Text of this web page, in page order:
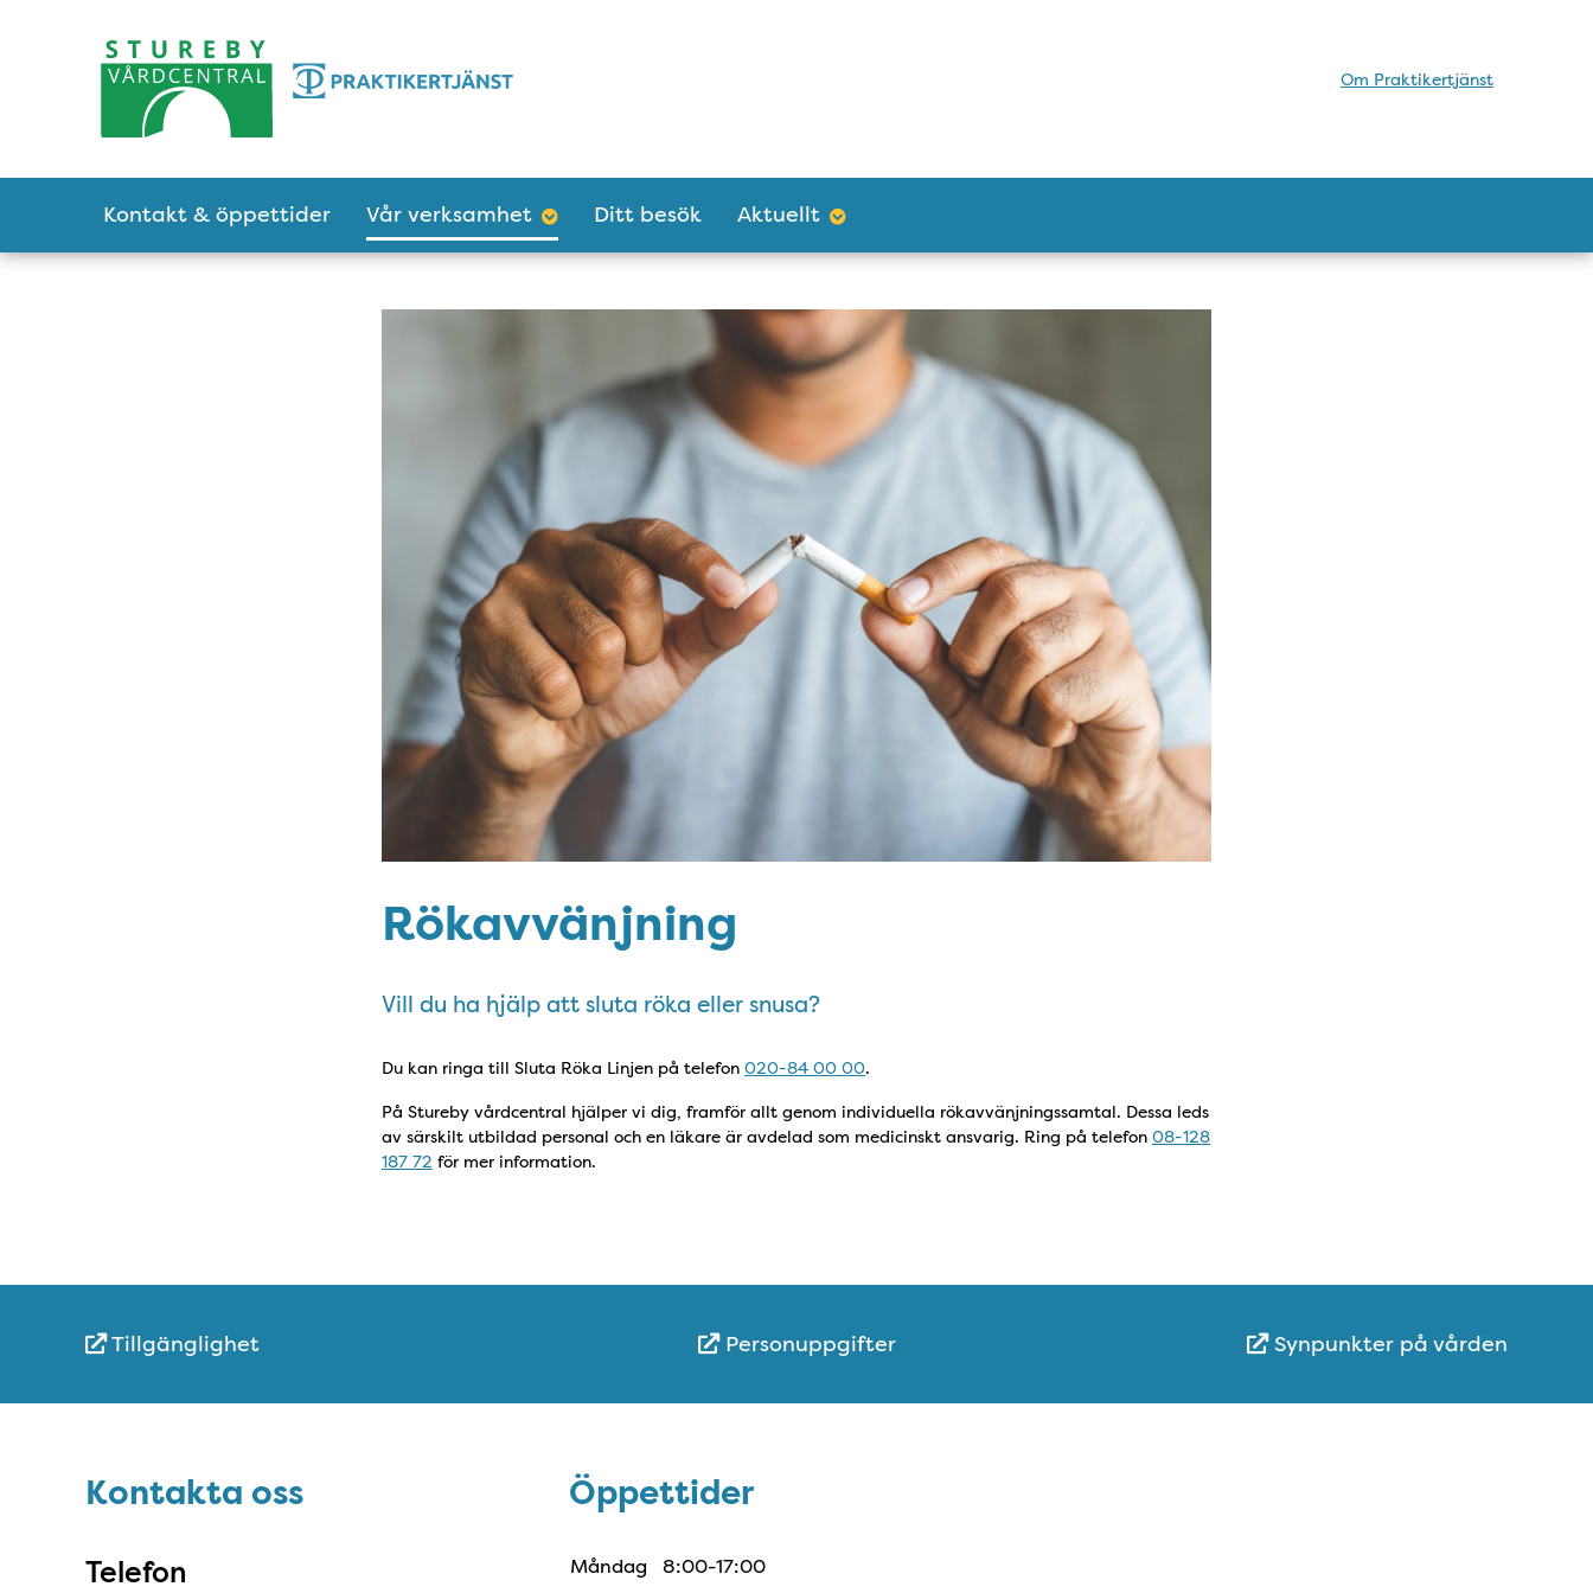
Om Praktikertjänst
Kontakt & öppettider Vår verksamhet Ditt besök Aktuellt
Rökavvänjning
Vill du ha hjälp att sluta röka eller snusa?
Du kan ringa till Sluta Röka Linjen på telefon 020-84 00 00.
På Stureby vårdcentral hjälper vi dig, framför allt genom individuella rökavvänjningssamtal. Dessa leds
av särskilt utbildad personal och en läkare är avdelad som medicinskt ansvarig. Ring på telefon 08-128
187 72 för mer information.
Snabblänkar
Tillgänglighet Personuppgifter Synpunkter på vården
Kontakta oss
Kontakta oss
Telefon
Öppettider
Öppettider
Måndag 8:00-17:00